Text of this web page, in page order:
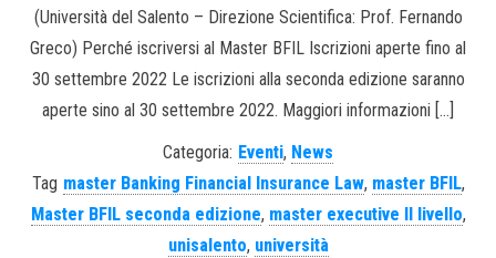
(Università del Salento – Direzione Scientifica: Prof. Fernando
Greco) Perché iscriversi al Master BFIL Iscrizioni aperte fino al
30 settembre 2022 Le iscrizioni alla seconda edizione saranno
aperte sino al 30 settembre 2022. Maggiori informazioni […]
Categoria: Eventi, News
Tag master Banking Financial Insurance Law, master BFIL,
Master BFIL seconda edizione, master executive II livello,
unisalento, università